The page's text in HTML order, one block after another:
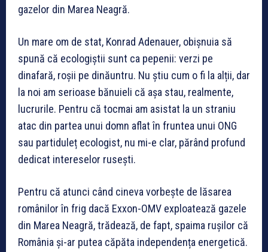
gazelor din Marea Neagră.
Un mare om de stat, Konrad Adenauer, obișnuia să
spună că ecologiștii sunt ca pepenii: verzi pe
dinafară, roșii pe dinăuntru. Nu știu cum o fi la alții, dar
la noi am serioase bănuieli că așa stau, realmente,
lucrurile. Pentru că tocmai am asistat la un straniu
atac din partea unui domn aflat în fruntea unui ONG
sau partiduleț ecologist, nu mi-e clar, părând profund
dedicat intereselor rusești.
Pentru că atunci când cineva vorbește de lăsarea
românilor în frig dacă Exxon-OMV exploatează gazele
din Marea Neagră, trădează, de fapt, spaima rușilor că
România și-ar putea căpăta independența energetică.